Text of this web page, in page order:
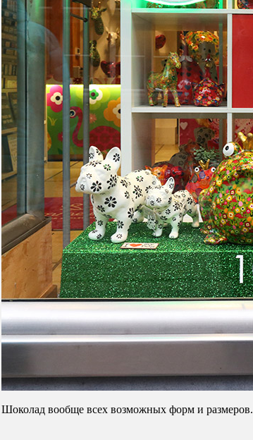
Шоколад вообще всех возможных форм и размеров.